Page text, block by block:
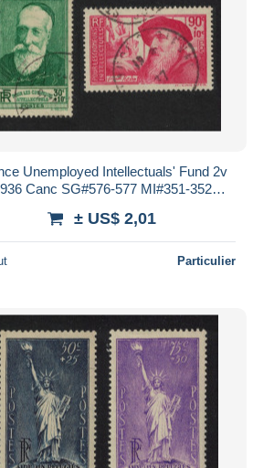
Unemployed Intellectuals' Fund 2v
Canc SG#576-577 MI#351-352
± US$ 2,01
Particulier